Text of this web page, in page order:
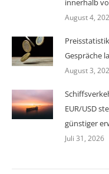
innerhalb
August 4,
Gespräche
August 3,
EUR/USD
günstiger
Juli 31, 2026